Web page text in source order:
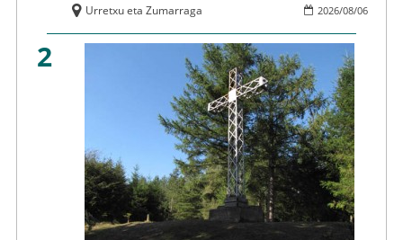
2026/08/06
Urretxu eta Zumarraga
2